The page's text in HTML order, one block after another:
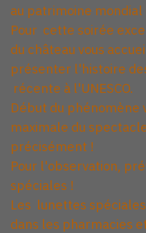
au patrimoine mondial
Pour cette soirée
du château vous
présenter l'histoire
récente à l'UNESCO.
Début du phénomène
maximale du
précisément !
Pour l'observation,
spéciales !
Les lunettes
dans les pharmacies